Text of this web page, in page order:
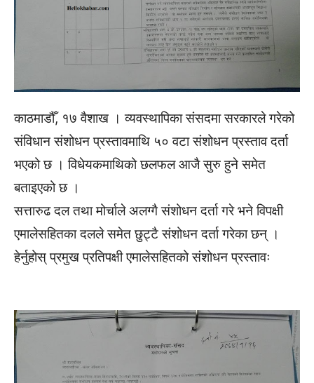
काठमाडौँ, १७ वैशाख । व्यवस्थापिका संसदमा सरकारले गरेको
संविधान संशोधन प्रस्तावमाथि ५० वटा संशोधन प्रस्ताव दर्ता
भएको छ । विधेयकमाथिको छलफल आजै सुरु हुने समेत
बताइएको छ ।
सत्तारुढ दल तथा मोर्चाले अलग्गै संशोधन दर्ता गरे भने विपक्षी
एमालेसहितका दलले समेत छुट्टै संशोधन दर्ता गरेका छन् ।
हेर्नुहोस् प्रमुख प्रतिपक्षी एमालेसहितको संशोधन प्रस्तावः